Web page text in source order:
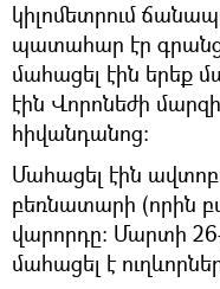
կիլոմետրում
պատահար էր
մահացել էին երեք
էին Վորոնեժի
հիվանդանոց։
Մահացել էին
բեռնատարի (որին
վարորդը։ Մարտի
մահացել է